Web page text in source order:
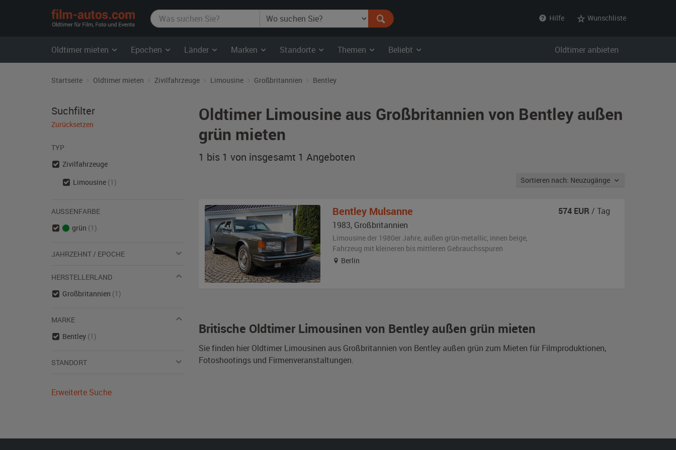
film-
autos.com
Hilfe Wunschliste
Oldtimer mieten Epochen Länder Marken Standorte Themen Beliebt Oldtimer anbieten
Startseite Oldtimer mieten Zivilfahrzeuge Limousine Großbritannien Bentley
Oldtimer Limousine aus Großbritannien von Bentley außen
grün mieten
1 bis 1 von insgesamt 1 Angeboten
Sortieren nach: Neuzugänge
Britische Oldtimer Limousinen von Bentley außen grün mieten
Sie finden hier Oldtimer Limousinen aus Großbritannien von Bentley außen grün zum Mieten für Filmproduktionen,
Fotoshootings und Firmenveranstaltungen.
Bentley Mulsanne
1983, Großbritannien
Limousine der 1980er Jahre, außen grün-metallic, innen beige,
Fahrzeug mit kleineren bis mittleren Gebrauchsspuren
Berlin
574 EUR / Tag
Suchfilter
Zurücksetzen
TYP
Zivilfahrzeuge
Limousine (1)
AUSSENFARBE
grün (1)
JAHRZEHNT / EPOCHE
HERSTELLERLAND
Großbritannien (1)
MARKE
Bentley (1)
STANDORT
Erweiterte Suche